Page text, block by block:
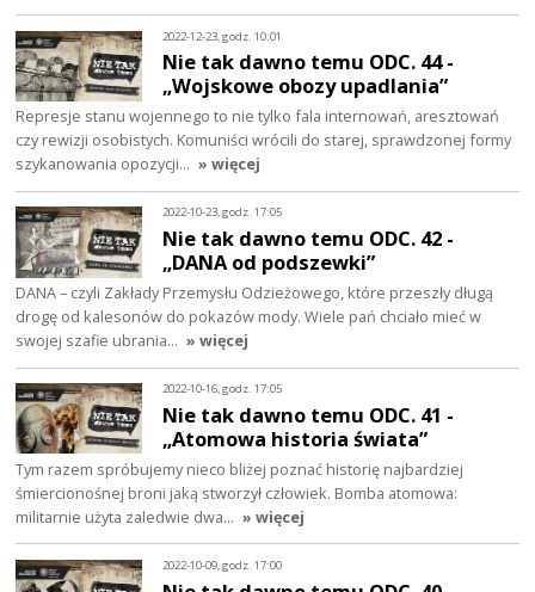
2022-12-23, godz. 10:01
Nie tak dawno temu ODC. 44 -
„Wojskowe obozy upadlania”
Represje stanu wojennego to nie tylko fala internowań, aresztowań
czy rewizji osobistych. Komuniści wrócili do starej, sprawdzonej formy
szykanowania opozycji… » więcej
2022-10-23, godz. 17:05
Nie tak dawno temu ODC. 42 -
„DANA od podszewki”
DANA – czyli Zakłady Przemysłu Odzieżowego, które przeszły długą
drogę od kalesonów do pokazów mody. Wiele pań chciało mieć w
swojej szafie ubrania… » więcej
2022-10-16, godz. 17:05
Nie tak dawno temu ODC. 41 -
„Atomowa historia świata”
Tym razem spróbujemy nieco bliżej poznać historię najbardziej
śmiercionośnej broni jaką stworzył człowiek. Bomba atomowa:
militarnie użyta zaledwie dwa… » więcej
2022-10-09, godz. 17:00